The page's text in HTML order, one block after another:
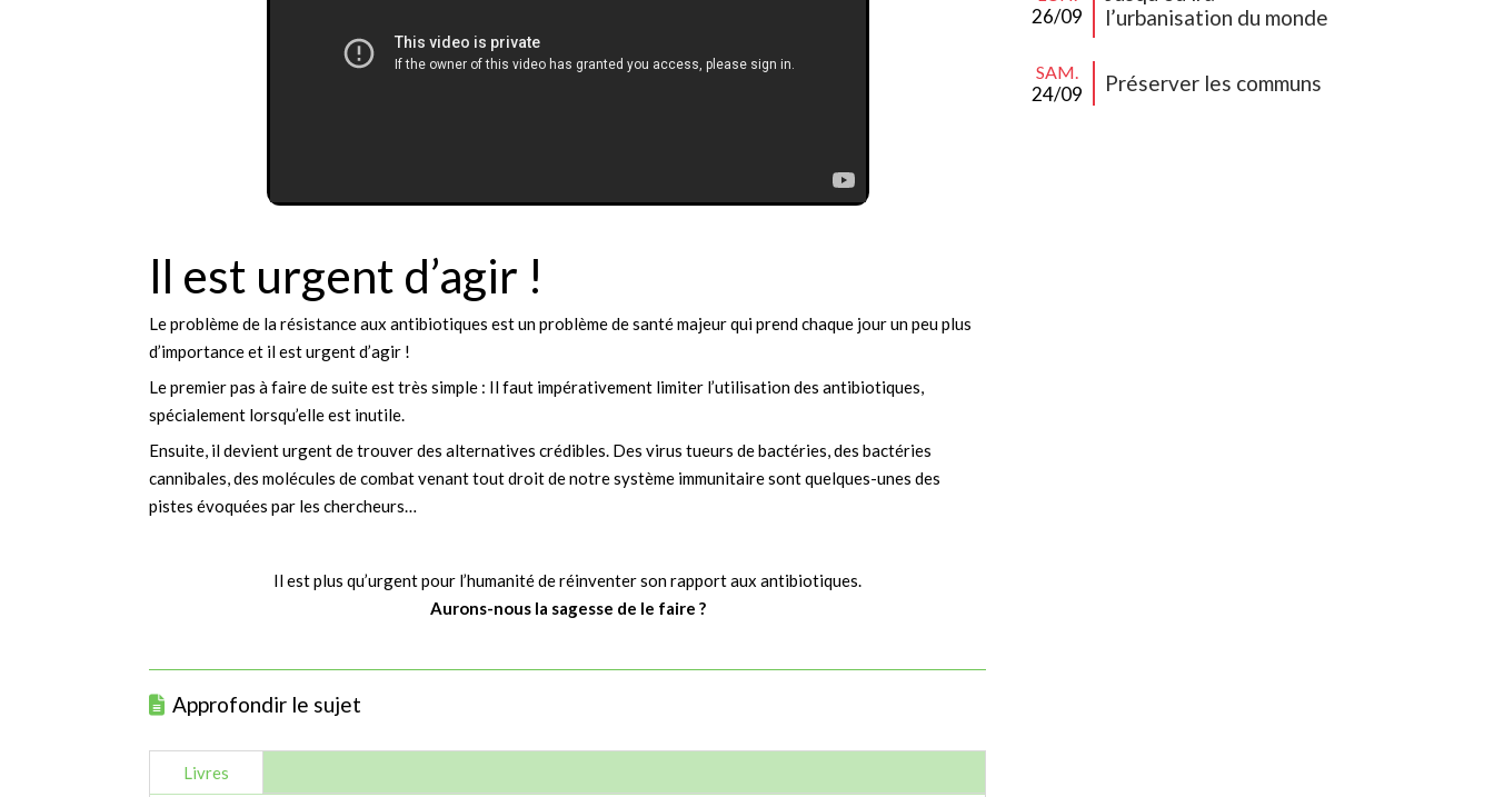
Il est urgent d’agir !
Le problème de la résistance aux antibiotiques est un problème de santé majeur qui prend chaque jour un peu plus
d’importance et il est urgent d’agir !
Le premier pas à faire de suite est très simple : Il faut impérativement limiter l’utilisation des antibiotiques,
spécialement lorsqu’elle est inutile.
Ensuite, il devient urgent de trouver des alternatives crédibles. Des virus tueurs de bactéries, des bactéries
cannibales, des molécules de combat venant tout droit de notre système immunitaire sont quelques-unes des
pistes évoquées par les chercheurs…
Il est plus qu’urgent pour l’humanité de réinventer son rapport aux antibiotiques.
Aurons-nous la sagesse de le faire ?
Approfondir le sujet
Livres
26/09
l’urbanisation du monde
SAM.
24/09 Préserver les communs